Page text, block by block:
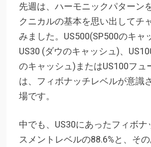
先週は、ハーモニックパターン
クニカルの基本を思い出してチ
みました。US500(SP500のキャ
US30 (ダウのキャッシュ)、
のキャッシュ)またはUS100フュ
は、フィボナッチレベルが意識
場です。
中でも、US30にあったフィボナ
スメントレベルの88.6%と、そ